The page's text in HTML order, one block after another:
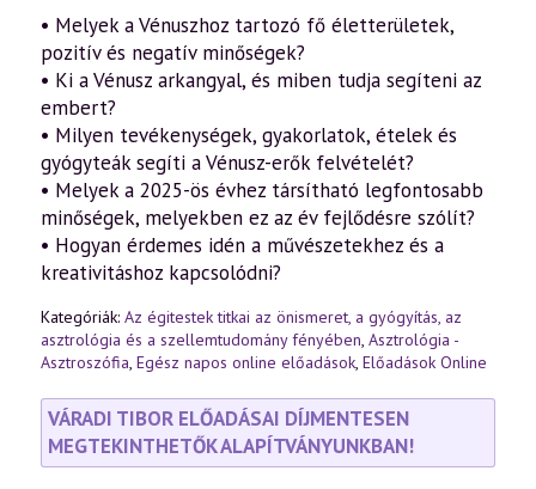
gyógyítás,
az
asztrológia
és
a
szellemtudomány
fényében
(2025.02.08.)
mennyiség
• Melyek a Vénuszhoz tartozó fő életterületek,
pozitív és negatív minőségek?
• Ki a Vénusz arkangyal, és miben tudja segíteni az
embert?
• Milyen tevékenységek, gyakorlatok, ételek és
gyógyteák segíti a Vénusz-erők felvételét?
• Melyek a 2025-ös évhez társítható legfontosabb
minőségek, melyekben ez az év fejlődésre szólít?
• Hogyan érdemes idén a művészetekhez és a
kreativitáshoz kapcsolódni?
Kategóriák: Az égitestek titkai az önismeret, a gyógyítás, az
asztrológia és a szellemtudomány fényében, Asztrológia -
Asztroszófia, Egész napos online előadások, Előadások Online
VÁRADI TIBOR ELŐADÁSAI DÍJMENTESEN
MEGTEKINTHETŐK ALAPÍTVÁNYUNKBAN!